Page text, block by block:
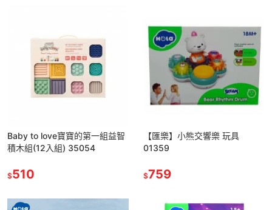
Baby to love寶寶的第一組益智
積木組(12入組) 35054
$510
【匯樂】小熊交響樂 玩具
01359
$759